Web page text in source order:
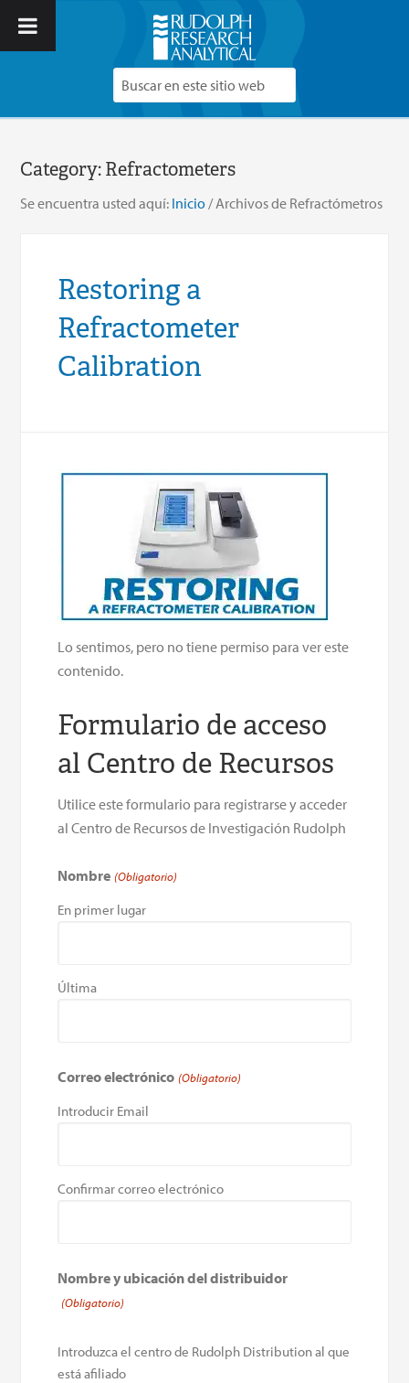
Category:Refractometers
Se encuentra usted aquí: Inicio /Archivos de Refractómetros
Restoring a
Refractometer
Calibration
Lo sentimos, pero no tiene permiso para ver este
contenido.
Formulario de acceso
al Centro de Recursos
Utilice este formulario para registrarse y acceder
al Centro de Recursos de Investigación Rudolph
Nombre (Obligatorio)
En primer lugar
Última
Correo electrónico (Obligatorio)
Introducir Email
Confirmar correo electrónico
Nombre y ubicación del distribuidor
(Obligatorio)
Introduzca el centro de Rudolph Distribution al que
está afiliado